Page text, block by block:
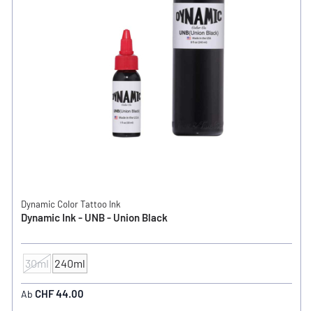
Dynamic Color Tattoo Ink
Dynamic Ink - UNB - Union Black
INHALT
30ml 240ml
Ab CHF 44.00